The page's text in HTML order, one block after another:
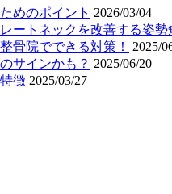
めのポイント 2026/03/04
ートネックを改善する姿勢
骨院でできる対策！
2025/
サインかも？ 2025/06/20
徴 2025/03/27